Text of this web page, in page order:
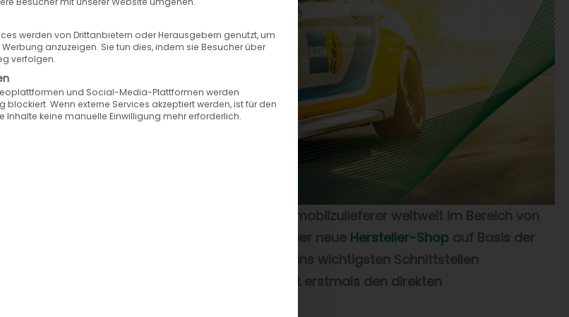
Thyssenkrupp Bilstein, einer der größten Automobilzulieferer weltweit im Bereich von
begeistert jetzt auch B2C-Kunden: Der neue Hersteller-Shop auf Basis der
Commerce arbeitet automatisiert mit Bilsteins wichtigsten Schnittstellen
Signalwirkung und ermöglicht erstmals den direkten
werden von Drittanbietern oder Herausgebern genutzt, um
anzuzeigen. Sie tun dies, indem sie Besucher über
verfolgen.
und Social-Media-Plattformen werden
Wenn externe Services akzeptiert werden, ist für den
Inhalte keine manuelle Einwilligung mehr erforderlich.